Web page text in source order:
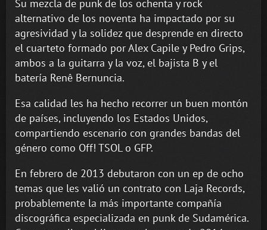
Su mezcla de punk de los ochenta y rock
alternativo de los noventa ha impactado por su
agresividad y la solidez que desprende en directo
el cuarteto formado por Alex Capile y Pedro Grips,
ambos a la guitarra y la voz, el bajista B y el
batería Renê Bernuncia.
Esa calidad les ha hecho recorrer un buen montón
de países, incluyendo los Estados Unidos,
compartiendo escenario con grandes bandas del
género como Off! TSOL o GFP.
En febrero de 2013 debutaron con un ep de ocho
temas que les valió un contrato con Laja Records,
probablemente la más importante compañía
discográfica especializada en punk de Sudamérica.